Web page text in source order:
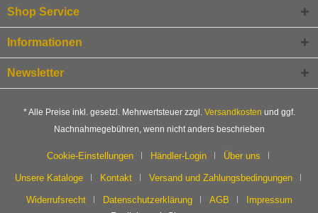
Shop Service
Informationen
Newsletter
* Alle Preise inkl. gesetzl. Mehrwertsteuer zzgl. Versandkosten und ggf.
Nachnahmegebühren, wenn nicht anders beschrieben
Cookie-Einstellungen Händler-Login Über uns
Unsere Kataloge Kontakt Versand und Zahlungsbedingungen
Widerrufsrecht Datenschutzerklärung AGB
Impressum